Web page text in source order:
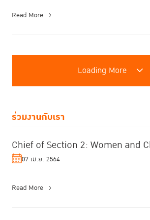
Read More
Loading More
ร่วมงานกับเรา
Chief of Section 2: Women and
07 เม.ย. 2564
Read More